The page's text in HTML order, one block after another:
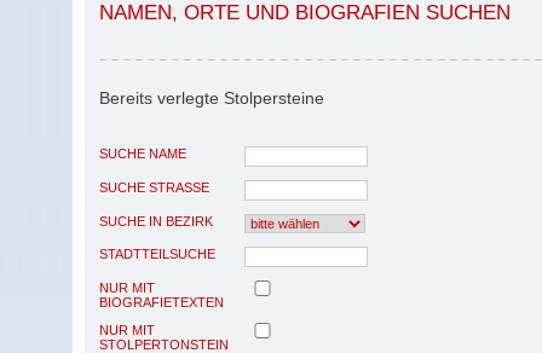
NAMEN, ORTE UND BIOGRAFIEN SUCHEN
Bereits verlegte Stolpersteine
SUCHE NAME
SUCHE STRASSE
SUCHE IN BEZIRK
STADTTEILSUCHE
NUR MIT
BIOGRAFIETEXTEN
NUR MIT
STOLPERTONSTEIN